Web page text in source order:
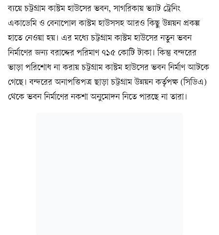
ব্যয়ে চট্টগ্রাম কাস্টম হাউসের ভবন, সাগরিকায় ভ্যাট ট্রেনিং
একাডেমি ও বেনাপোল কাস্টম হাউসসহ আরও কিছু উন্নয়ন প্রকল্প
হাতে নেওয়া হয়। এর মধ্যে চট্টগ্রাম কাস্টম হাউসের নতুন ভবন
নির্মাণের জন্য বরাদ্দের পরিমাণ ৭১৫ কোটি টাকা। কিন্তু বন্দরের
ভাড়া পরিশোধ না করায় চট্টগ্রাম কাস্টম হাউসের ভবন নির্মাণ আটকে
গেছে। বন্দরের অনাপত্তিপত্র ছাড়া চট্টগ্রাম উন্নয়ন কর্তৃপক্ষ (সিডিএ)
থেকে ভবন নির্মাণের নকশা অনুমোদন নিতে পারছে না তারা।